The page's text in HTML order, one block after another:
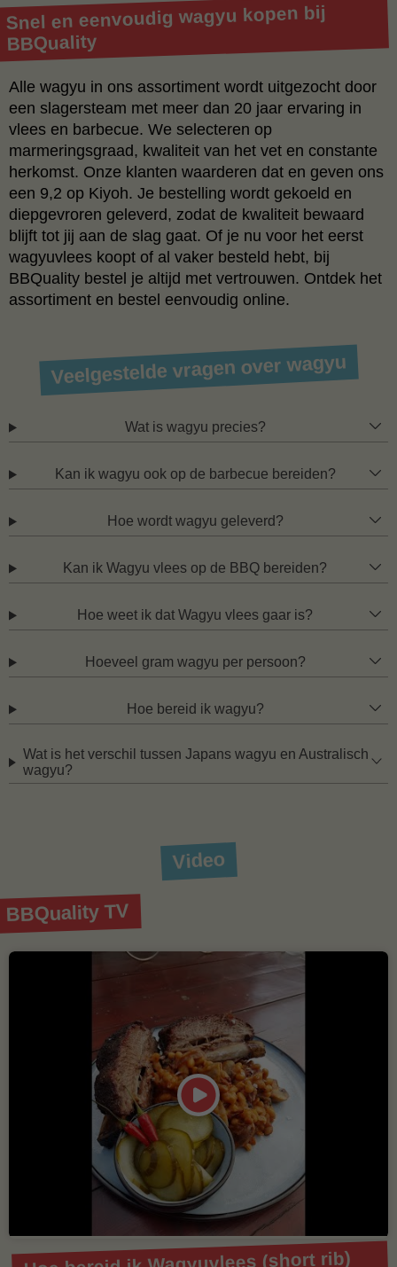
Snel en eenvoudig wagyu kopen bij
BBQuality
Alle wagyu in ons assortiment wordt uitgezocht door
een slagersteam met meer dan 20 jaar ervaring in
vlees en barbecue. We selecteren op
marmeringsgraad, kwaliteit van het vet en constante
herkomst. Onze klanten waarderen dat en geven ons
een 9,2 op Kiyoh. Je bestelling wordt gekoeld en
diepgevroren geleverd, zodat de kwaliteit bewaard
blijft tot jij aan de slag gaat. Of je nu voor het eerst
wagyuvlees koopt of al vaker besteld hebt, bij
BBQuality bestel je altijd met vertrouwen. Ontdek het
assortiment en bestel eenvoudig online.
Veelgestelde vragen over wagyu
Wat is wagyu precies?
Kan ik wagyu ook op de barbecue bereiden?
Hoe wordt wagyu geleverd?
Kan ik Wagyu vlees op de BBQ bereiden?
Hoe weet ik dat Wagyu vlees gaar is?
Hoeveel gram wagyu per persoon?
Hoe bereid ik wagyu?
Wat is het verschil tussen Japans wagyu en Australisch
wagyu?
Video
BBQuality TV